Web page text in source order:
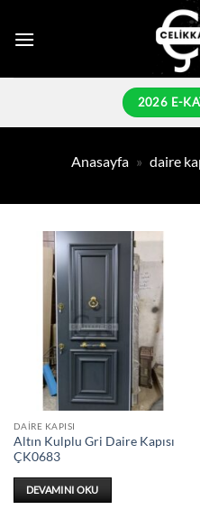
atla
2026 E-
Anasayfa » daire
DAIRE KAPISI
Altın Kulplu Gri Daire Kapısı
ÇK0683
DEVAMINI OKU